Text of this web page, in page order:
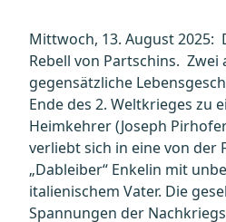
Mittwoch, 13. August 2025:
Rebell von Partschins. Zwei
gegensätzliche
Ende des 2. Weltkrieges zu
Heimkehrer (Joseph
verliebt sich in eine von der
„Dableiber“ Enkelin mit
italienischem Vater. Die
Spannungen der